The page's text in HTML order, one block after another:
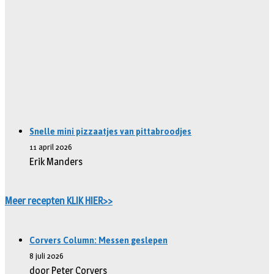
Snelle mini pizzaatjes van pittabroodjes
11 april 2026
Erik Manders
Meer recepten KLIK HIER>>
Corvers Column: Messen geslepen
8 juli 2026
door Peter Corvers